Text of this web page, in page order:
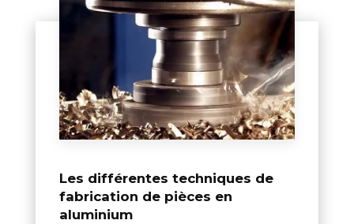
Les différentes techniques de
fabrication de pièces en
aluminium